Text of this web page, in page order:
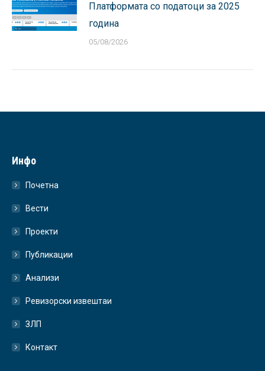
Платформата со податоци за 2025
година
05/08/2026
Инфо
Почетна
Вести
Проекти
Публикации
Анализи
Ревизорски извештаи
ЗЛП
Контакт